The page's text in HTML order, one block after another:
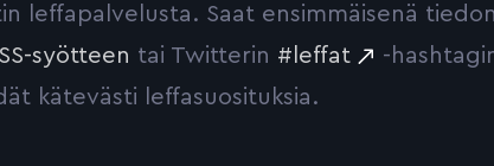
leffapalvelusta. Saat ensimmäisenä
syötteen tai Twitterin #leffat
-
kätevästi leffasuosituksia.